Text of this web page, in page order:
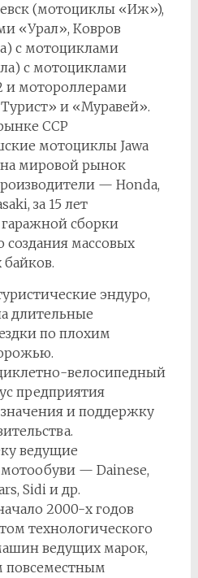
(мотоциклы «Иж»),
«Урал», Ковров
с мотоциклами
с мотоциклами
и мотороллерами
и «Муравей».
ССР
мотоциклы Jawa
мировой рынок
— Honda,
за 15 лет
сборки
создания массовых
эндуро,
длительные
по плохим
велосипедный
предприятия
и поддержку
ведущие
— Dainese,
Sidi и др.
2000-х годов
технологического
ведущих марок,
повсеместным